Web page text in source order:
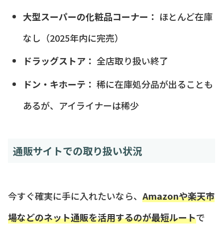
大型スーパーの化粧品コーナー： ほとんど在庫
なし（2025年内に完売）
ドラッグストア： 全店取り扱い終了
ドン・キホーテ： 稀に在庫処分品が出ることも
あるが、アイライナーは稀少
通販サイトでの取り扱い状況
今すぐ確実に手に入れたいなら、 Amazonや楽天市
場などのネット通販を活用するのが最短ルートで